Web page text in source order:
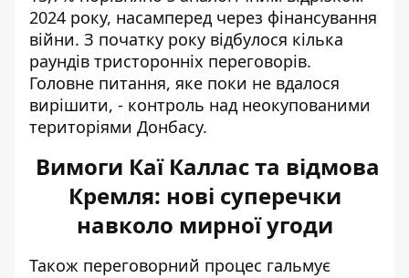
2024 року, насамперед через фінансування
війни. З початку року відбулося кілька
раундів тристоронніх переговорів.
Головне питання, яке поки не вдалося
вирішити, - контроль над неокупованими
територіями Донбасу.
Вимоги Каї Каллас та відмова
Кремля: нові суперечки
навколо мирної угоди
Також переговорний процес гальмує